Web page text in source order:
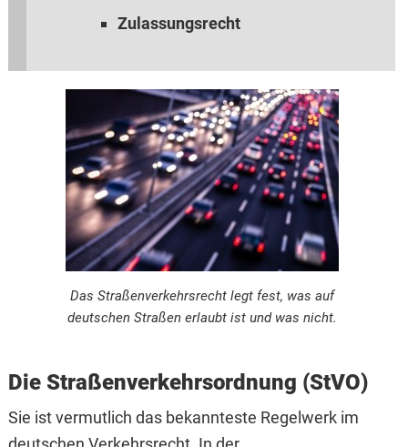
Zulassungsrecht
Das Straßenverkehrsrecht legt fest, was auf
deutschen Straßen erlaubt ist und was nicht.
Die Straßenverkehrsordnung (StVO)
Sie ist vermutlich das bekannteste Regelwerk im